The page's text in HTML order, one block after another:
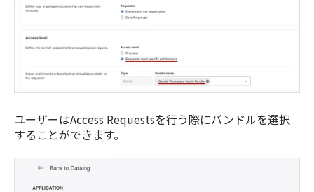
ユーザーはAccess Requestsを行う際にバンドルを選択
することができます。